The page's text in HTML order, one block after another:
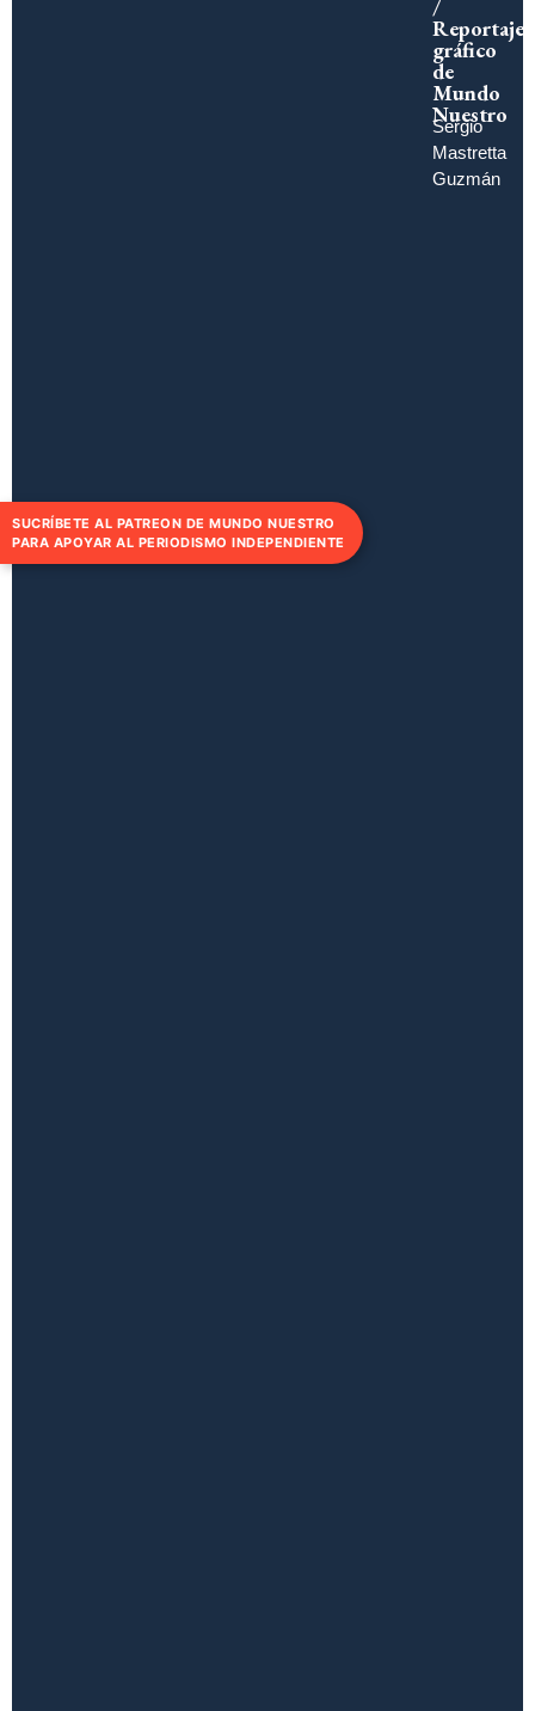
/
Reportaje
gráfico
de
Mundo
Nuestro
Sergio
Mastretta
Guzmán
SUCRÍBETE AL PATREON DE MUNDO NUESTRO
PARA APOYAR AL PERIODISMO INDEPENDIENTE